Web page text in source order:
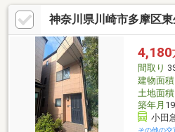
に関するご質問、住宅以外の資金面
ど、ご一緒に考えていきたいと思って
しておりますのでいつでもお気軽に
神奈川県川崎市多摩区
4,180
間取り
建物面積
土地面積
築年月
小田